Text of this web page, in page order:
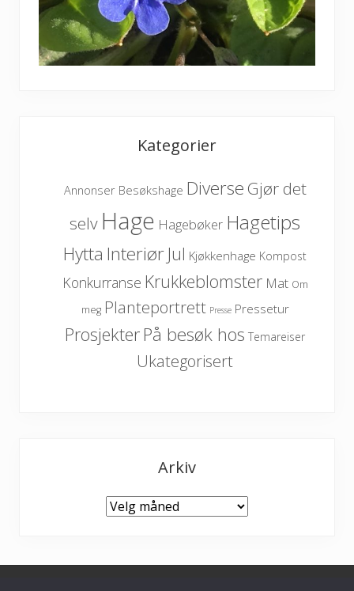
Kategorier
Annonser Besøkshage Diverse Gjør det
selv Hage Hagebøker Hagetips
Hytta Interiør Jul Kjøkkenhage Kompost
Konkurranse Krukkeblomster Mat Om
meg Planteportrett Presse Pressetur
ProsjekterPå besøk hos Temareiser
Ukategorisert
Arkiv
Arkiv